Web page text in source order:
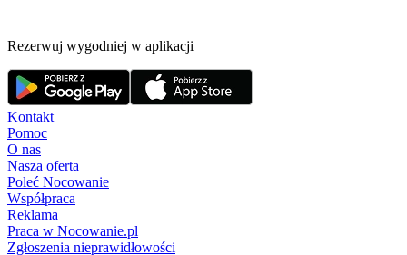
Rezerwuj wygodniej w aplikacji
Kontakt
Pomoc
O nas
Nasza oferta
Poleć Nocowanie
Współpraca
Reklama
Praca w Nocowanie.pl
Zgłoszenia nieprawidłowości